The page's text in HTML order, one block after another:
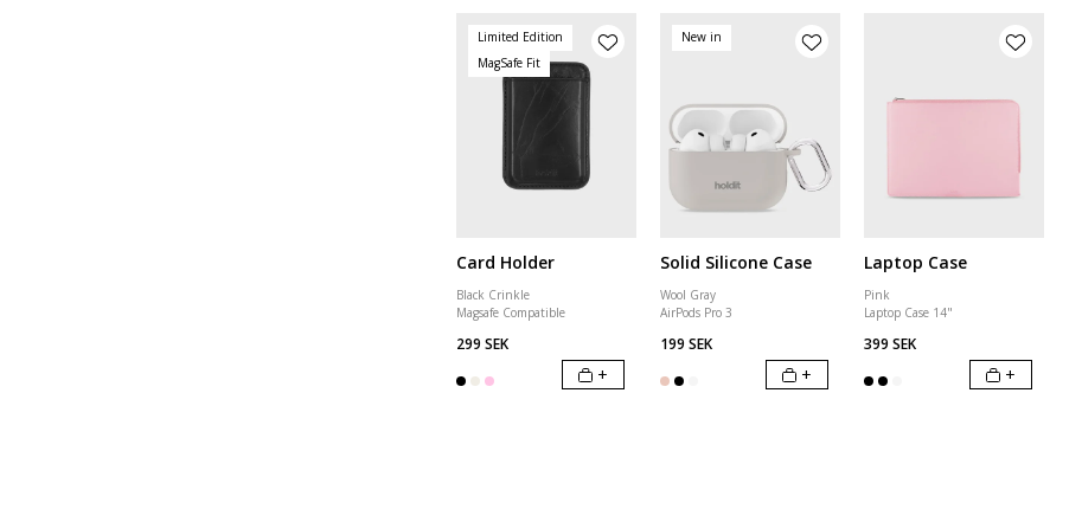
Limited Edition
MagSafe Fit
Card Holder
Black Crinkle
Magsafe Compatible
299 SEK
+
New in
Solid Silicone Case
Wool Gray
AirPods Pro 3
199 SEK
+
Laptop Case
Pink
Laptop Case 14"
399 SEK
+